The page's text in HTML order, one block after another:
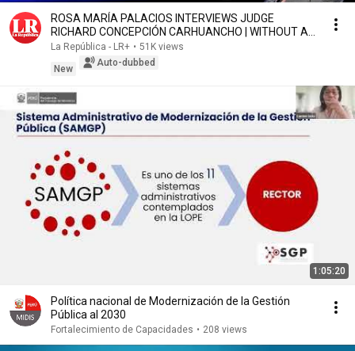
ROSA MARÍA PALACIOS INTERVIEWS JUDGE
RICHARD CONCEPCIÓN CARHUANCHO | WITHOUT A
SCRIPT
La República - LR+ • 51K views
New
Auto-dubbed
1:05:20
Política nacional de Modernización de la Gestión
Pública al 2030
Fortalecimiento de Capacidades • 208 views